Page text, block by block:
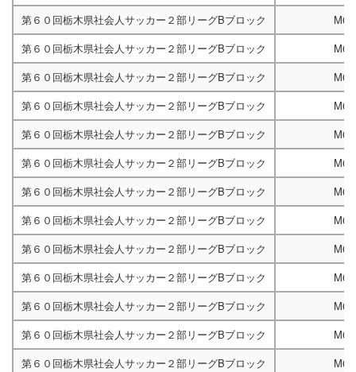
第６０回栃木県社会人サッカー２部リーグBブロック
第６０回栃木県社会人サッカー２部リーグBブロック
第６０回栃木県社会人サッカー２部リーグBブロック
第６０回栃木県社会人サッカー２部リーグBブロック
第６０回栃木県社会人サッカー２部リーグBブロック
第６０回栃木県社会人サッカー２部リーグBブロック
第６０回栃木県社会人サッカー２部リーグBブロック
第６０回栃木県社会人サッカー２部リーグBブロック
第６０回栃木県社会人サッカー２部リーグBブロック
第６０回栃木県社会人サッカー２部リーグBブロック
第６０回栃木県社会人サッカー２部リーグBブロック
第６０回栃木県社会人サッカー２部リーグBブロック
第６０回栃木県社会人サッカー２部リーグBブロック